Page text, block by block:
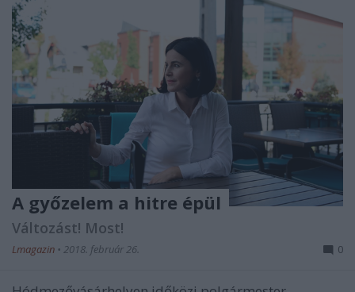
A győzelem a hitre épül
Változást! Most!
Lmagazin • 2018. február 26. 0